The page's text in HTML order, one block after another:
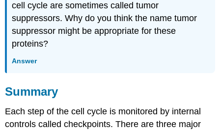
cell cycle are sometimes called tumor
suppressors. Why do you think the name tumor
suppressor might be appropriate for these
proteins?
Answer
Summary
Each step of the cell cycle is monitored by internal
controls called checkpoints. There are three major